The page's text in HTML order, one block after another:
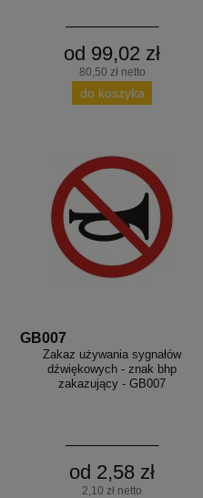
od 99,02 zł
80,50 zł netto
do koszyka
GB007
Zakaz używania sygnałów
dźwiękowych - znak bhp
zakazujący - GB007
od 2,58 zł
2,10 zł netto